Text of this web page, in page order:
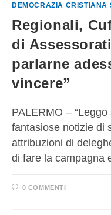
DEMOCRAZIA CRISTIANA
Regionali,
di
parlarne
vincere”
PALERMO –
fantasiose notizie di
attribuzioni di
di fare la campagna
0 COMMENTI